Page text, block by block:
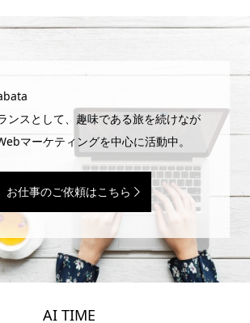
ンスとして、趣味である旅を続けなが
マーケティングを中心に活動中。
お仕事のご依頼はこちら
AI TIME